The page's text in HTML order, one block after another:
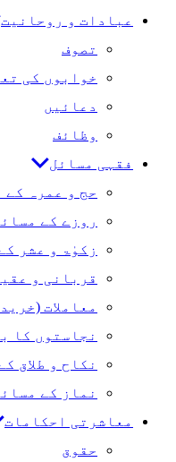
عبادات و روحانیت
تصوف
خوابوں کی
دعائیں
وظائف
فقہی مسائل
حج و عمرہ کے
روزے کے
زکوٰۃ و عشر
قربانی و
معاملات
نجاستوں کا
نکاح و طلاق
نماز کے
معاشرتی احکامات
حقوق